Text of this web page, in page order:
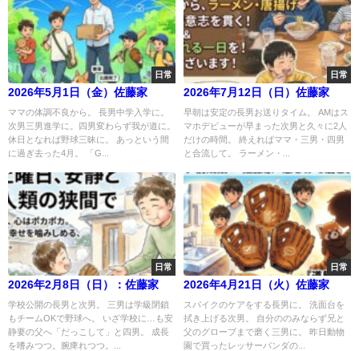
日常
2026年5月1日（金）佐藤家
ママの体調不良から。 長男中学入学に。
次男三男進学に。四男変わらず我が道に。
休日となれば野球三昧に。 あっという間
に過ぎ去った4月。 「G...
日常
2026年7月12日（日）佐藤家
早朝は安定の長男お送りタイム。 AMはス
マホデビューが早まった次男と久々に2人
だけの時間。 終えればママ・三男・四男
と合流して。 ラーメン・...
日常
2026年2月8日（日）：佐藤家
学校公開の長男と次男。 三男は学級閉鎖
もチームOKで野球へ。 いざ学校に…も安
静要の父へ「だっこして」と四男。 成長
を嗜みつつ。腕痺れつつ。...
日常
2026年4月21日（火）佐藤家
スパイクのケアをする長男に。 洗面台を
拭き上げる次男。 自分ののみならず兄と
父のグローブまで磨く三男に。 昨日動物
園で買ったレッサーパンダの...